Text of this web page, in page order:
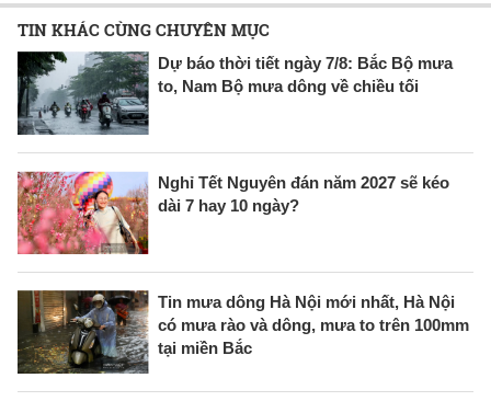
TIN KHÁC CÙNG CHUYÊN MỤC
Dự báo thời tiết ngày 7/8: Bắc Bộ mưa
to, Nam Bộ mưa dông về chiều tối
Nghỉ Tết Nguyên đán năm 2027 sẽ kéo
dài 7 hay 10 ngày?
Tin mưa dông Hà Nội mới nhất, Hà Nội
có mưa rào và dông, mưa to trên 100mm
tại miền Bắc